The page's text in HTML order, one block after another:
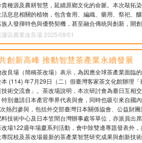
種源及農耕智慧，延續原鄉文化的命脈。本次敲拓
息息相關的植物，包含食用、編織、藥用、祭祀、
人發揮特色與優勢契機，甚至融合傳統與創新，開
區農業改良場 2025/08/01
創新高峰 推動智慧茶產業永續發展
良場（簡稱茶改場）表示，為因應全球茶產業面臨
(114) 年7月29日（二）假臺灣客家茶文化館辦理
術交流會」。茶改場說明，本次研討會為臺日互相
別邀請日本產官學界代表與會，同時也吸引來自國
熱烈參與，包括外交部臺灣日本關係協會、公益財
技術中心及日本笠間台灣辦事處等單位，亦派員出
場122週年場慶系列活動，會中除雙邊專題發表外
院校及茶改場最新的茶產業智慧研究成果與創新技